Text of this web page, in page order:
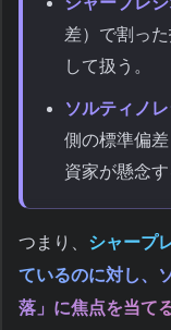
差）で割っ
して扱う。
ソルティノ
側の標準偏
資家が懸念
つまり、 シャープ
ているのに対し、
落」に焦点を当て